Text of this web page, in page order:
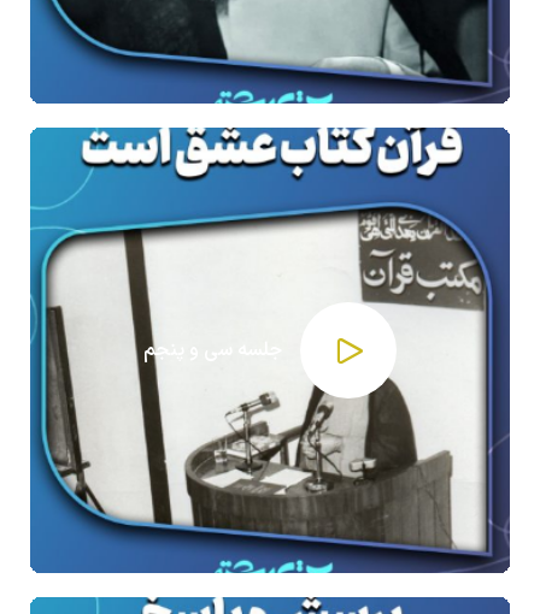
جلسه سی و پنجم